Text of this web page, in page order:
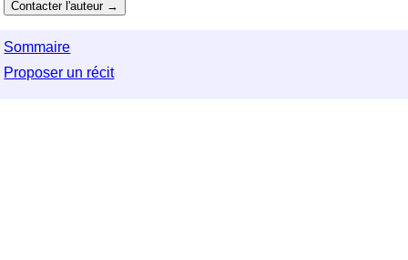
Sommaire
Proposer un récit